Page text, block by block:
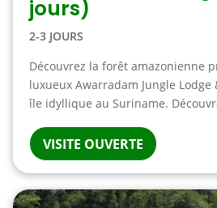
jours)
2-3 JOURS
Découvrez la forêt amazonienne
luxueux Awarradam Jungle Lodge
île idyllique au Suriname.
VISITE OUVERTE